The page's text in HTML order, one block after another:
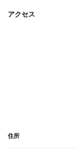
アクセス
住所